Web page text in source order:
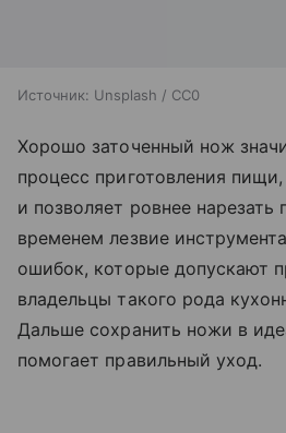
Источник: Unsplash / CC0
Хорошо заточенный нож
процесс приготовления
и позволяет ровнее
временем лезвие
ошибок, которые допускают
владельцы такого рода
Дальше сохранить ножи в
помогает правильный уход.